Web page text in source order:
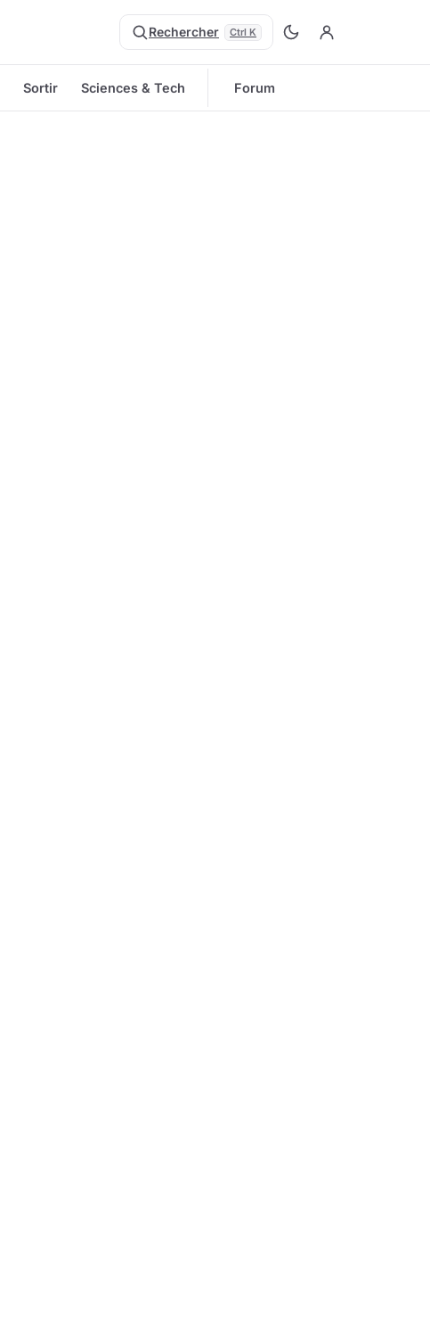
Rechercher Ctrl K
Sortir Sciences & Tech Forum